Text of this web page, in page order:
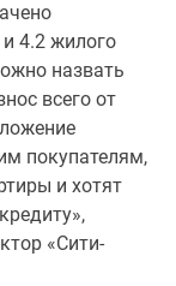
4.2 жилого
назвать
всего от
покупателям,
и хотят
«Сити-